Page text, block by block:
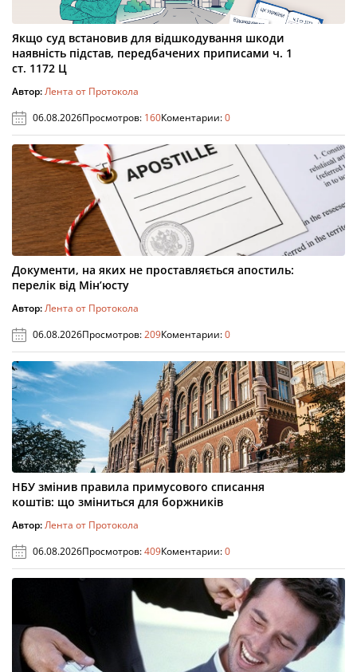
Якщо суд встановив для відшкодування шкоди
наявність підстав, передбачених приписами ч. 1
ст. 1172 Ц
Автор:Лента от Протокола
06.08.2026Просмотров: 160Коментарии:0
Документи, на яких не проставляється апостиль:
перелік від Мін’юсту
Автор:Лента от Протокола
06.08.2026Просмотров:209Коментарии:0
НБУ змінив правила примусового списання
коштів: що зміниться для боржників
Автор:Лента от Протокола
06.08.2026Просмотров:409Коментарии:0